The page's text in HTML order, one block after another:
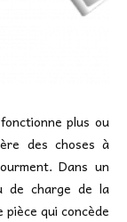
plus ou
des choses à
Dans un
de charge de la
qui concède